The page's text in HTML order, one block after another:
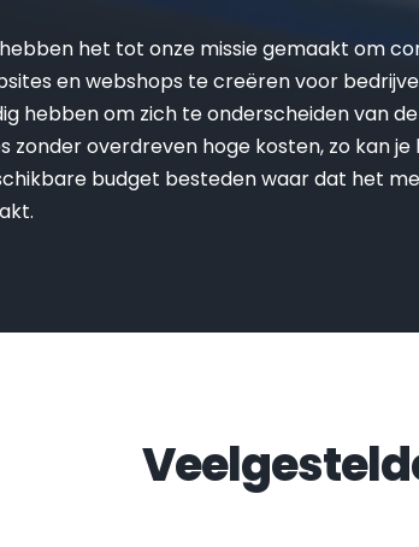
het tot onze missie gemaakt om
en webshops te creëren voor
hebben om zich te onderscheiden van
zonder overdreven hoge kosten, zo kan je
budget besteden waar dat het